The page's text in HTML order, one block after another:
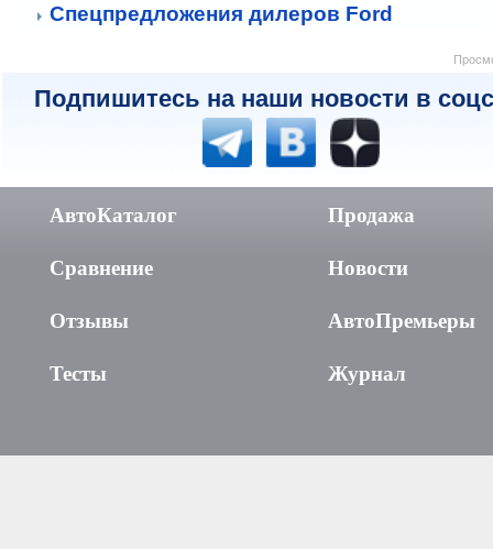
Спецпредложения дилеров Ford
Подпишитесь на наши новости в
АвтоКаталог
Сравнение
Отзывы
Тесты
Продажа
Новости
АвтоПремьеры
Журнал